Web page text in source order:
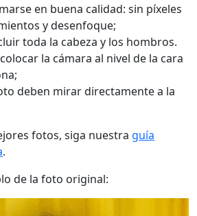
en buena calidad: sin píxeles
y desenfoque;
toda la cabeza y los hombros.
la cámara al nivel de la cara
deben mirar directamente a la
fotos, siga nuestra guía
.
de la foto original: